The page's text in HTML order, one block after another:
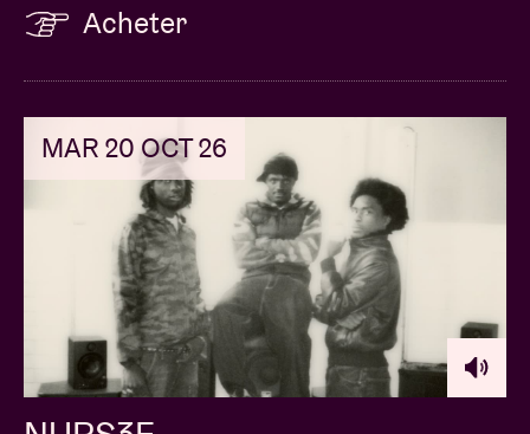
Acheter
MAR 20 OCT 26